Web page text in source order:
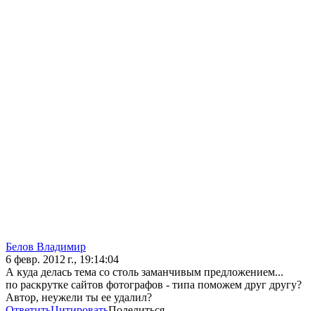
Белов Владимир
6 февр. 2012 г., 19:14:04
А куда делась тема со столь заманчивым предложением...
по раскрутке сайтов фотографов - типа поможем друг другу?
Автор, неужели ты ее удалил?